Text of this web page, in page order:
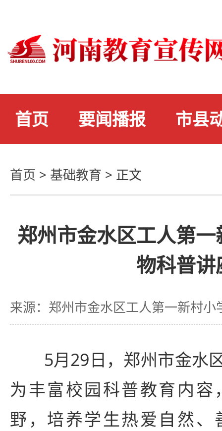
首页 要闻播报 市县
首页 > 基础教育 > 正文
郑州市金水区工人第
物科普讲
来源：郑州市金水区工人第一新村小
5月29日，郑州市金水
为丰富校园科普教育内容
野，培养学生热爱自然、